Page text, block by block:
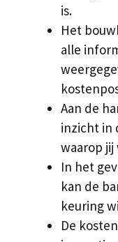
is.
Het
alle
Aan de
inzicht in
waarop
In het
kan de
keuring
De